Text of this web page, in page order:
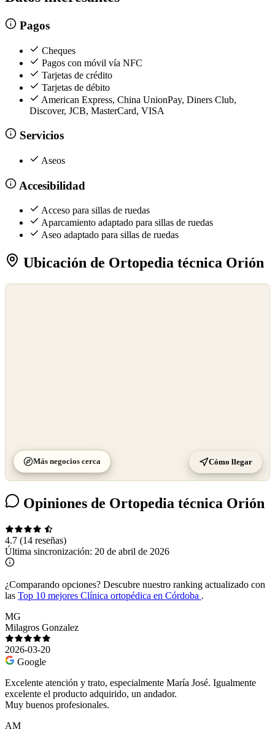
Pagos
Cheques
Pagos con móvil vía NFC
Tarjetas de crédito
Tarjetas de débito
American Express, China UnionPay, Diners Club,
Discover, JCB, MasterCard, VISA
Servicios
Aseos
Accesibilidad
Acceso para sillas de ruedas
Aparcamiento adaptado para sillas de ruedas
Aseo adaptado para sillas de ruedas
Ubicación de Ortopedia técnica Orión
Más negocios cerca Cómo llegar
Opiniones de Ortopedia técnica Orión
4.7 (14 reseñas)
Última sincronización: 20 de abril de 2026
¿Comparando opciones? Descubre nuestro ranking actualizado con
las Top 10 mejores Clínica ortopédica en Córdoba .
MG
Milagros Gonzalez
2026-03-20
Google
Excelente atención y trato, especialmente María José. Igualmente
excelente el producto adquirido, un andador.
Muy buenos profesionales.
AM